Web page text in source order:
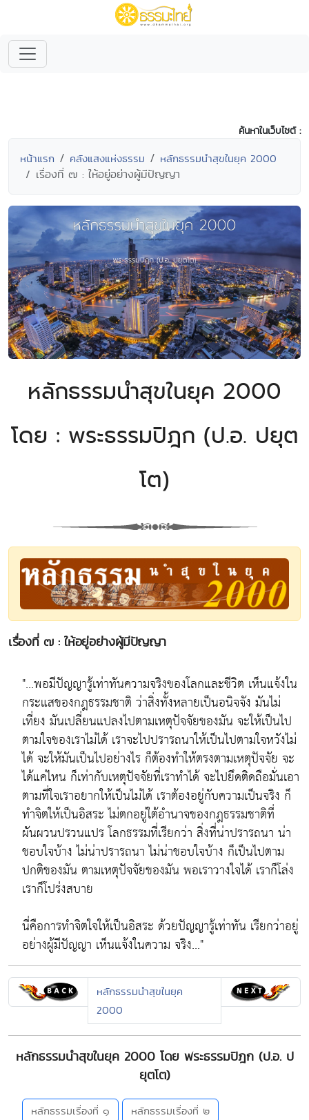
ค้นหาในเว็บไซต์ :
หน้าแรก คลังแสงแห่งธรรม หลักธรรมนำสุขในยุค 2000
เรื่องที่ ๗ : ให้อยู่อย่างผู้มีปัญญา
หลักธรรมนำสุขในยุค 2000
โดย : พระธรรมปิฎก (ป.อ. ปยุต
โต)
เรื่องที่ ๗ : ให้อยู่อย่างผู้มีปัญญา
"...พอมีปัญญารู้เท่าทันความจริงของโลกและชีวิต เห็นแจ้งใน
กระแสของกฎธรรมชาติ ว่าสิ่งทั้งหลายเป็นอนิจจัง มันไม่
เที่ยง มันเปลี่ยนแปลงไปตามเหตุปัจจัยของมัน จะให้เป็นไป
ตามใจของเราไม่ได้ เราจะไปปรารถนาให้เป็นไปตามใจหวังไม่
ได้ จะให้มันเป็นไปอย่างไร ก็ต้องทำให้ตรงตามเหตุปัจจัย จะ
ได้แค่ไหน ก็เท่ากับเหตุปัจจัยที่เราทำได้ จะไปยึดติดถือมั่นเอา
ตามที่ใจเราอยากให้เป็นไม่ได้ เราต้องอยู่กับความเป็นจริง ก็
ทำจิตให้เป็นอิสระ ไม่ตกอยู่ใต้อำนาจของกฎธรรมชาติที่
ผันผวนปรวนแปร โลกธรรมที่เรียกว่า สิ่งที่น่าปรารถนา น่า
ชอบใจบ้าง ไม่น่าปรารถนา ไม่น่าชอบใจบ้าง ก็เป็นไปตาม
ปกติของมัน ตามเหตุปัจจัยของมัน พอเราวางใจได้ เราก็โล่ง
เราก็โปร่งสบาย
นี่คือการทำจิตใจให้เป็นอิสระ ด้วยปัญญารู้เท่าทัน เรียกว่าอยู่
อย่างผู้มีปัญญา เห็นแจ้งในความ จริง..."
หลักธรรมนำสุขในยุค
2000
หลักธรรมนำสุขในยุค 2000 โดย พระธรรมปิฎก (ป.อ. ป
ยุตโต)
หลักธรรมเรื่องที่ ๑
หลักธรรมเรื่องที่ ๒